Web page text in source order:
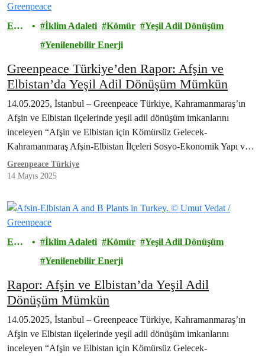
Ener
İklim Adaleti Kömür
Yeşil Adil Dönüşüm
Yenilenebilir Enerji
Greenpeace Türkiye’den Rapor: Afşin ve
Elbistan’da Yeşil Adil Dönüşüm Mümkün
14.05.2025, İstanbul – Greenpeace Türkiye, Kahramanmaraş’ın
Afşin ve Elbistan ilçelerinde yeşil adil dönüşüm imkanlarını
inceleyen “Afşin ve Elbistan için Kömürsüz Gelecek-
Kahramanmaraş Afşin-Elbistan İlçeleri Sosyo-Ekonomik Yapı ve
Yeşil Adil Dönüşüm…
Greenpeace Türkiye
14 Mayıs 2025
Ener
İklim Adaleti Kömür
Yeşil Adil Dönüşüm
Yenilenebilir Enerji
Rapor: Afşin ve Elbistan’da Yeşil Adil
Dönüşüm Mümkün
14.05.2025, İstanbul – Greenpeace Türkiye, Kahramanmaraş’ın
Afşin ve Elbistan ilçelerinde yeşil adil dönüşüm imkanlarını
inceleyen “Afşin ve Elbistan için Kömürsüz Gelecek-